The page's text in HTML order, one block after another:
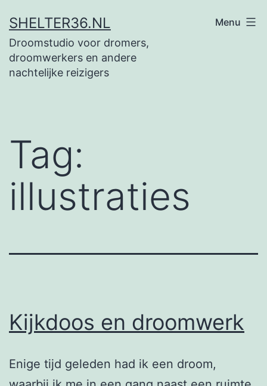
naar
de
inhoud
SHELTER36.NL
Droomstudio voor dromers,
droomwerkers en andere
nachtelijke reizigers
Menu
Tag:
illustraties
Kijkdoos en droomwerk
Enige tijd geleden had ik een droom,